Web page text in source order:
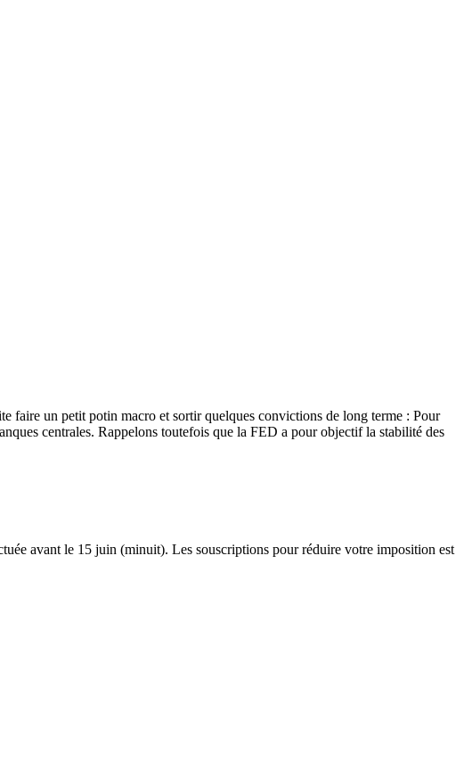
faire un petit potin macro et sortir quelques convictions de long terme : Pour
centrales. Rappelons toutefois que la FED a pour objectif la stabilité des
avant le 15 juin (minuit). Les souscriptions pour réduire votre imposition est